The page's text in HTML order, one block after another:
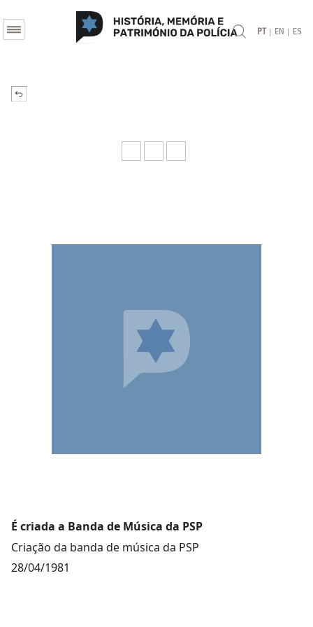
PT | EN | ES
É criada a Banda de Música da PSP
Criação da banda de música da PSP
28/04/1981